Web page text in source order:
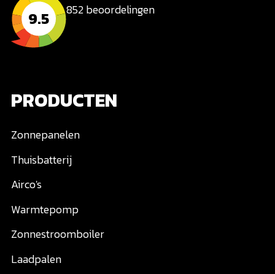
9.5 852 beoordelingen
PRODUCTEN
Zonnepanelen
Thuisbatterij
Airco's
Warmtepomp
Zonnestroomboiler
Laadpalen